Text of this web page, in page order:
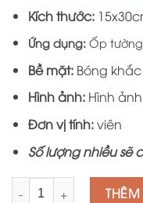
là:
Kích thước:
Ứng dụng: Ốp
Bề mặt:Bóng khắc
Hình ảnh:Hình
Đơn vị tính:viên
Số lượng nhiều sẽ
Số lượng